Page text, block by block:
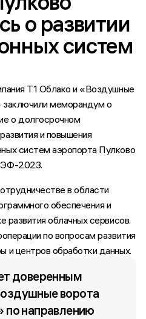
о развитии
систем
Т1 Облако и «Воздушные
меморандум о
о долгосрочном
и повышения
систем аэропорта Пулково
2023.
в области
обеспечения и
развития облачных сервисов.
по вопросам развития
и центров обработки данных.
доверенным
ворота
по направлению